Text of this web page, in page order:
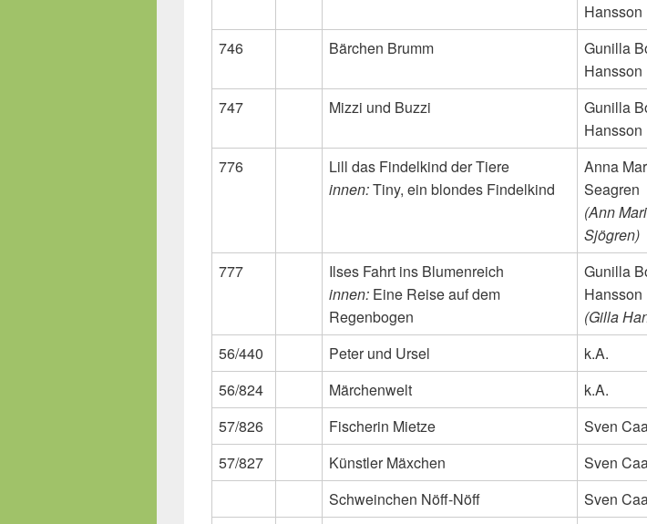
Hansson
746 Bärchen Brumm
Gunilla
Hansson
747 Mizzi und Buzzi
Gunilla
Hansson
776
Lill das Findelkind der Tiere
innen:Tiny, ein blondes Findelkind
Anna
Seagren
(Ann Mari
Sjögren)
777
Ilses Fahrt ins Blumenreich
innen: Eine Reise auf dem
Regenbogen
Gunilla
Hansson
(Gilla
56/440 Peter und Ursel k.A.
56/824
Märchenwelt k.A.
57/826
Fischerin Mietze Sven
57/827
Künstler Mäxchen Sven
Schweinchen Nöff-Nöff
Sven